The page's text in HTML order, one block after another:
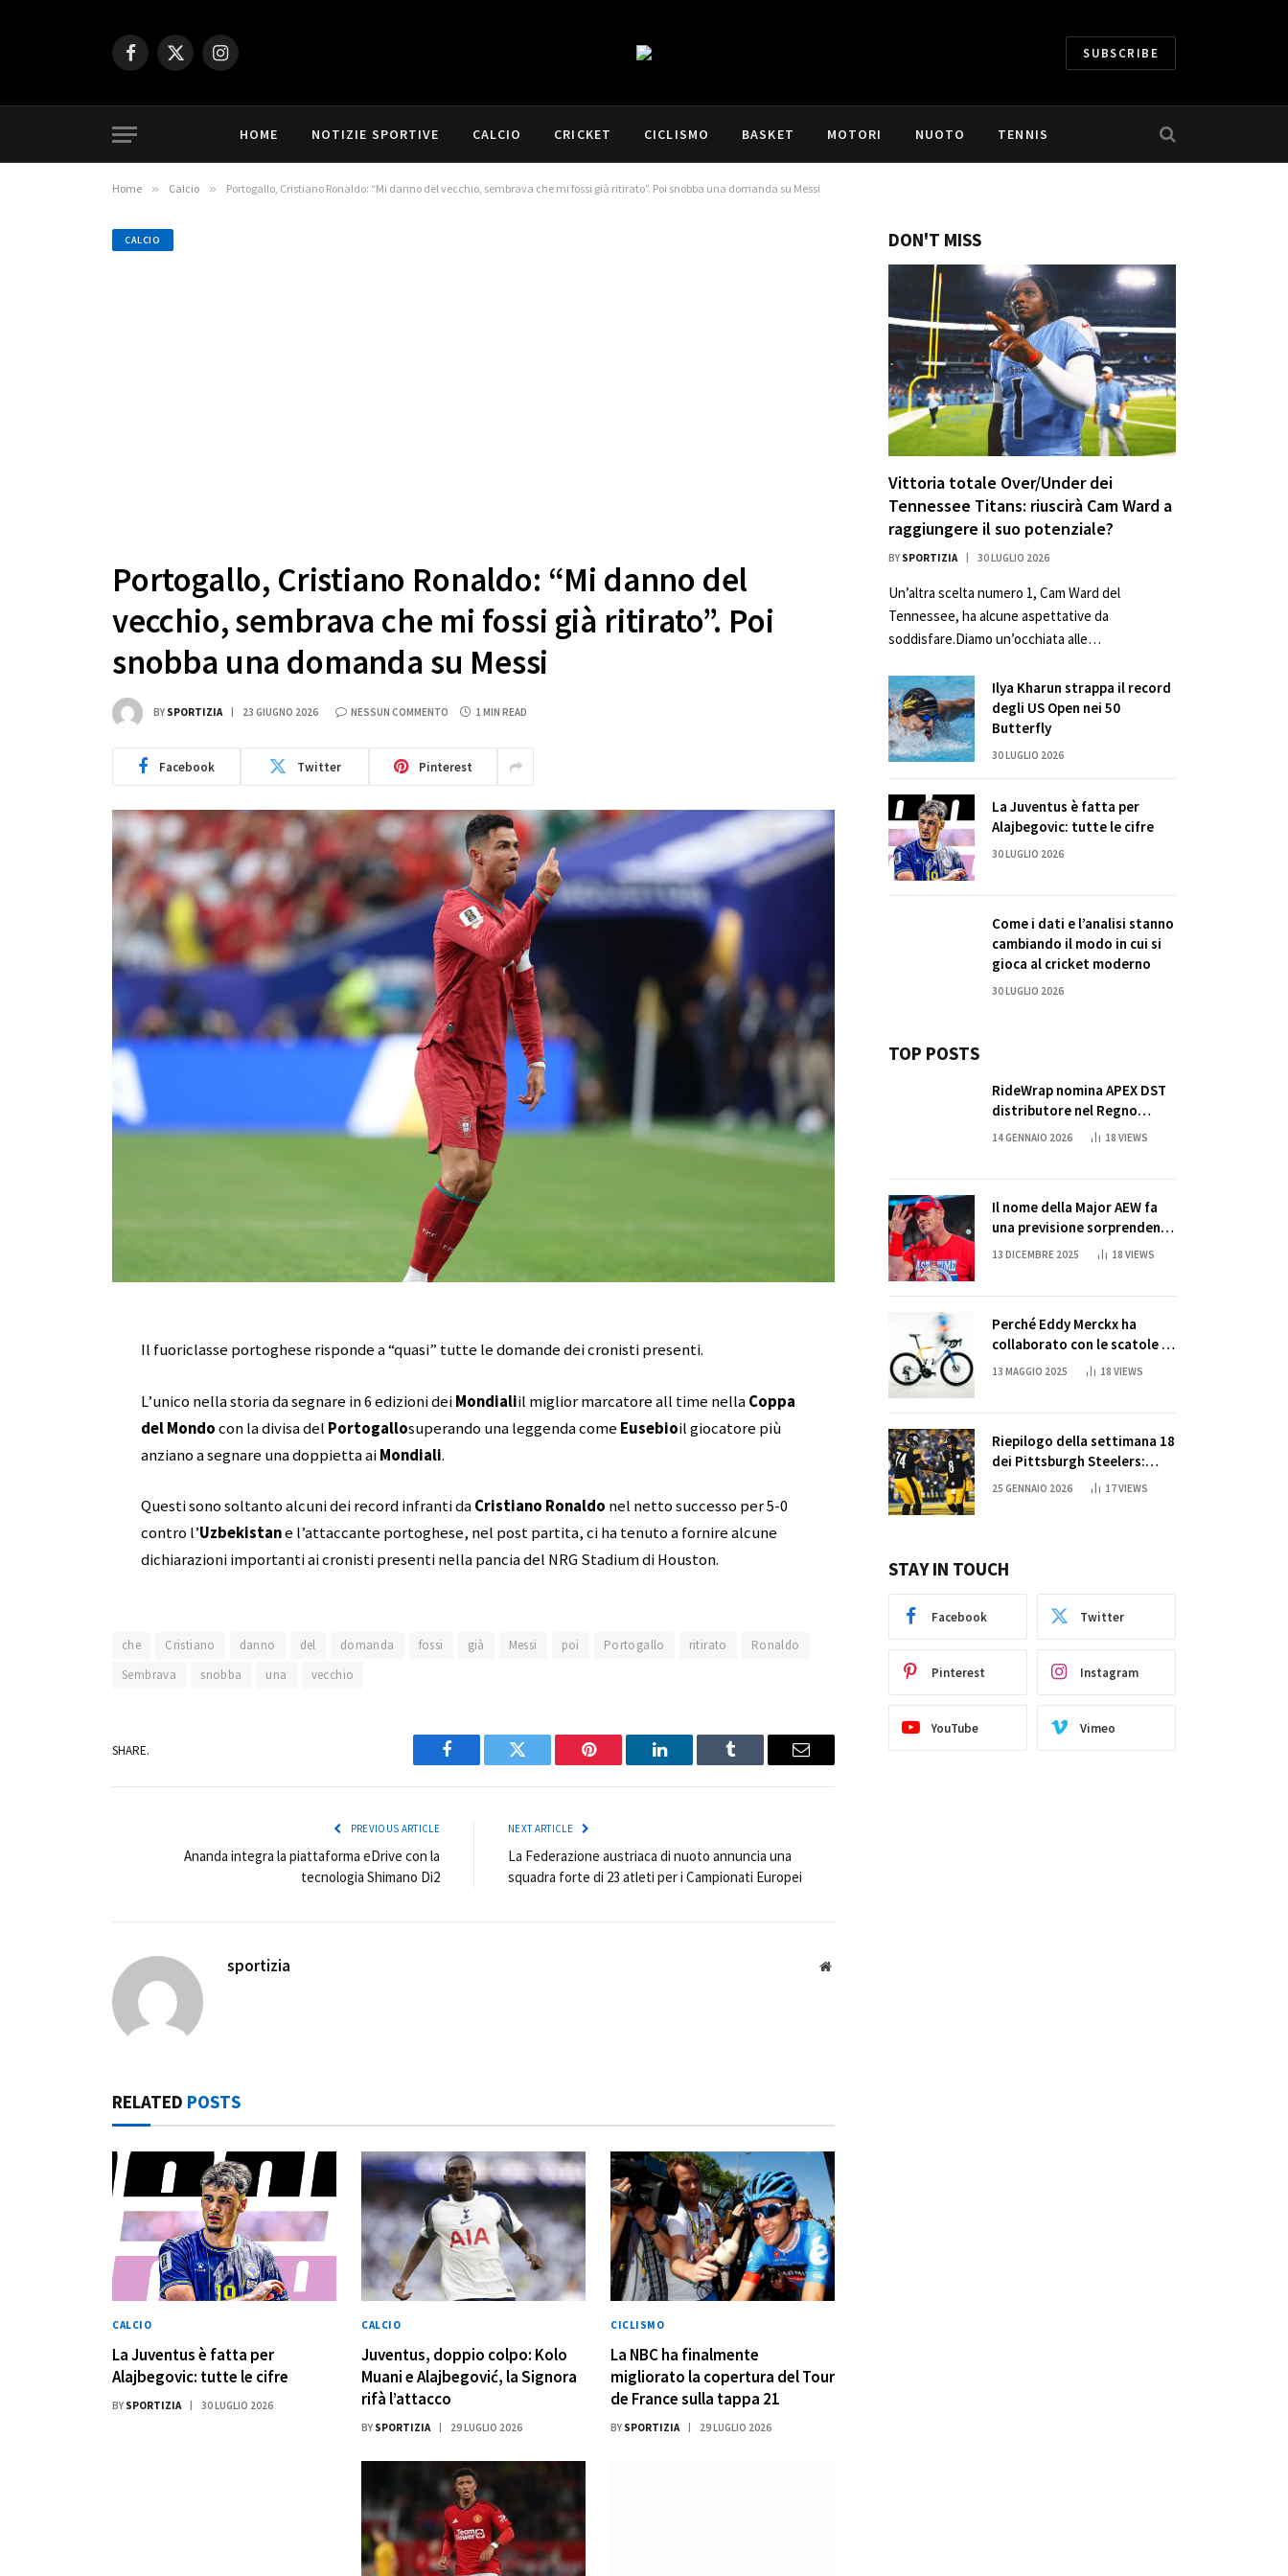
Facebook
X
Instagram SUBSCRIBE
HOME NOTIZIE SPORTIVE CALCIO CRICKET CICLISMO BASKET MOTORI NUOTO TENNIS
Home » Calcio » Portogallo, Cristiano Ronaldo: “Mi danno del vecchio, sembrava che mi fossi già ritirato”. Poi snobba una domanda su Messi
CALCIO
Portogallo, Cristiano Ronaldo: “Mi danno del
vecchio, sembrava che mi fossi già ritirato”. Poi
snobba una domanda su Messi
BY SPORTIZIA 23 GIUGNO 2026 NESSUN COMMENTO 1 MIN READ
Facebook Twitter Pinterest
Il fuoriclasse portoghese risponde a “quasi” tutte le domande dei cronisti presenti.
L’unico nella storia da segnare in 6 edizioni deiMondialiil miglior marcatore all time nellaCoppa
del Mondocon la divisa del Portogallosuperando una leggenda come Eusebioil giocatore più
anziano a segnare una doppietta aiMondiali.
Questi sono soltanto alcuni dei record infranti daCristiano Ronaldo nel netto successo per 5-0
contro l’Uzbekistane l’attaccante portoghese, nel post partita, ci ha tenuto a fornire alcune
dichiarazioni importanti ai cronisti presenti nella pancia del NRG Stadium di Houston.
che Cristiano danno del domanda fossi già Messi poi Portogallo ritirato
Ronaldo
Sembrava
snobba una vecchio
SHARE.
Facebook Twitter Pinterest LinkedIn Tumblr Email
PREVIOUS ARTICLE
Ananda integra la piattaforma eDrive con la
tecnologia Shimano Di2
NEXT ARTICLE
La Federazione austriaca di nuoto annuncia una
squadra forte di 23 atleti per i Campionati Europei
sportizia Website
RELATED POSTS
CALCIO
La Juventus è fatta per
Alajbegovic: tutte le cifre
BY SPORTIZIA 30 LUGLIO 2026
CALCIO
Juventus, doppio colpo: Kolo
Muani e Alajbegović, la Signora
rifà l’attacco
BY SPORTIZIA 29 LUGLIO 2026
CICLISMO
La NBC ha finalmente
migliorato la copertura del Tour
de France sulla tappa 21
BY SPORTIZIA 29 LUGLIO 2026
DON'T MISS
Vittoria totale Over/Under dei
Tennessee Titans: riuscirà Cam Ward a
raggiungere il suo potenziale?
BY SPORTIZIA 30 LUGLIO 2026
Un’altra scelta numero 1, Cam Ward del
Tennessee, ha alcune aspettative da
soddisfare.Diamo un’occhiata alle…
Ilya Kharun strappa il record
degli US Open nei 50
Butterfly
30 LUGLIO 2026
La Juventus è fatta per
Alajbegovic: tutte le cifre
30 LUGLIO 2026
Come i dati e l’analisi stanno
cambiando il modo in cui si
gioca al cricket moderno
30 LUGLIO 2026
TOP POSTS
RideWrap nomina APEX DST
distributore nel Regno
Unito
14 GENNAIO 2026 18 VIEWS
Il nome della Major AEW fa
una previsione sorprendente
per la partita di ritiro di
13 DICEMBRE 2025 18 VIEWS
Perché Eddy Merckx ha
collaborato con le scatole di
succo di Sun Capri
13 MAGGIO 2025 18 VIEWS
Riepilogo della settimana 18
dei Pittsburgh Steelers:
credi nei miracoli?
25 GENNAIO 2026 17VIEWS
STAY IN TOUCH
Facebook Twitter
Pinterest Instagram
YouTube Vimeo